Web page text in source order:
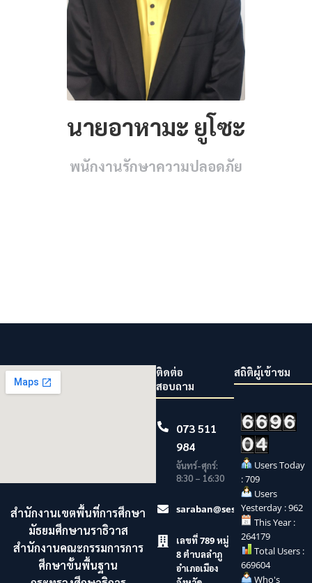
นายอาหามะ ยูโซะ
พนักงานรักษาความปลอดภัย
สำนักงานเขตพื้นที่การศึกษา
มัธยมศึกษานราธิวาส
สำนักงานคณะกรรมการการ
ศึกษาขั้นพื้นฐาน
ติดต่อ
สอบถาม
073 511
984
จันทร์-ศุกร์:
8:30 – 16:30
saraban@sesaonara.go.th
เลขที่ 789 หมู่
8 ตำบลลำภู
อำเภอเมือง
สถิติผู้เข้าชม
Users Today
: 709
Users
Yesterday : 962
This Year :
264179
Total Users :
669604
Who's